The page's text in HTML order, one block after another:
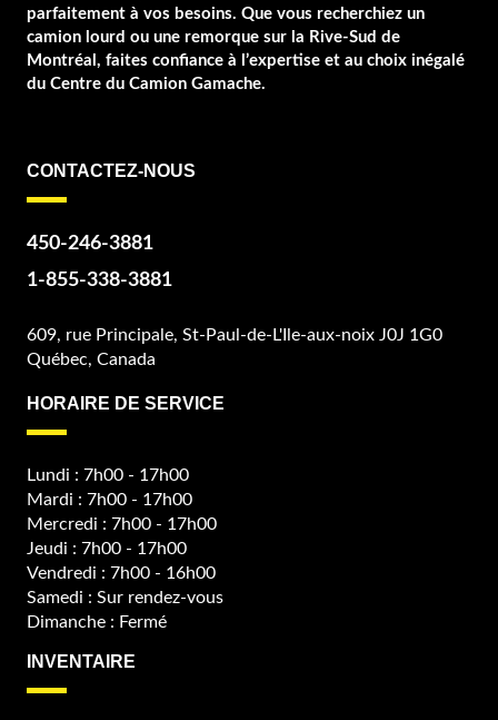
parfaitement à vos besoins. Que vous recherchiez un
camion lourd ou une remorque sur la Rive-Sud de
Montréal, faites confiance à l’expertise et au choix inégalé
du Centre du Camion Gamache.
CONTACTEZ-NOUS
450-246-3881
1-855-338-3881
609, rue Principale, St-Paul-de-L'Ile-aux-noix J0J 1G0
Québec, Canada
HORAIRE DE SERVICE
Lundi : 7h00 - 17h00
Mardi : 7h00 - 17h00
Mercredi : 7h00 - 17h00
Jeudi : 7h00 - 17h00
Vendredi : 7h00 - 16h00
Samedi : Sur rendez-vous
Dimanche : Fermé
INVENTAIRE